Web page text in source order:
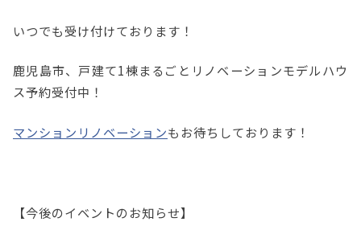
いつでも受け付けております！
鹿児島市、戸建て1棟まるごとリノベーションモデルハウ
ス予約受付中！
マンションリノベーションもお待ちしております！
【今後のイベントのお知らせ】